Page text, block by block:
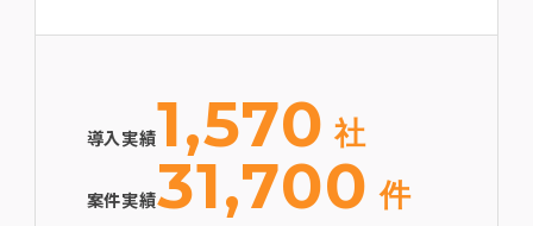
導入実績1,570 社
案件実績31,700 件